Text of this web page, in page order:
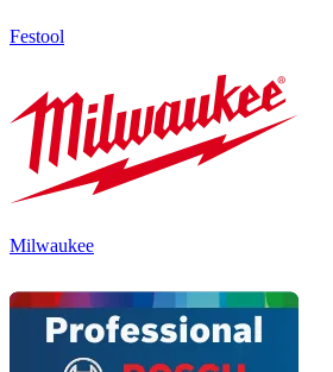
Festool
Milwaukee